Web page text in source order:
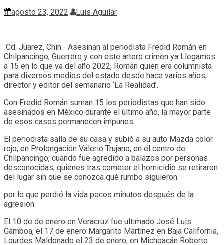
agosto 23, 2022 Luis Aguilar
Cd. Juarez, Chih.- Asesinan al periodista Fredid Román en
Chilpancingo, Guerrero y con este artero crimen ya Llegamos
a 15 en lo que va del año 2022, Roman quien era columnista
para diversos medios del estado desde hace varios años,
director y editor del semanario ‘La Realidad’.
Con Fredid Román suman 15 los periodistas que han sido
asesinados en México durante el último año, la mayor parte
de esos casos permanecen impunes.
El periodista salía de su casa y subió a su auto Mazda color
rojo, en Prolongación Valerio Trujano, en el centro de
Chilpancingo, cuando fue agredido a balazos por personas
desconocidas, quienes tras cometer el homicidio se retiraron
del lugar sin que se conozca qué rumbo siguieron.
por lo que perdió la vida pocos minutos después de la
agresión.
El 10 de de enero en Veracruz fue ultimado José Luis
Gamboa, el 17 de enero Margarito Martínez en Baja California,
Lourdes Maldonado el 23 de enero, en Michoacán Roberto